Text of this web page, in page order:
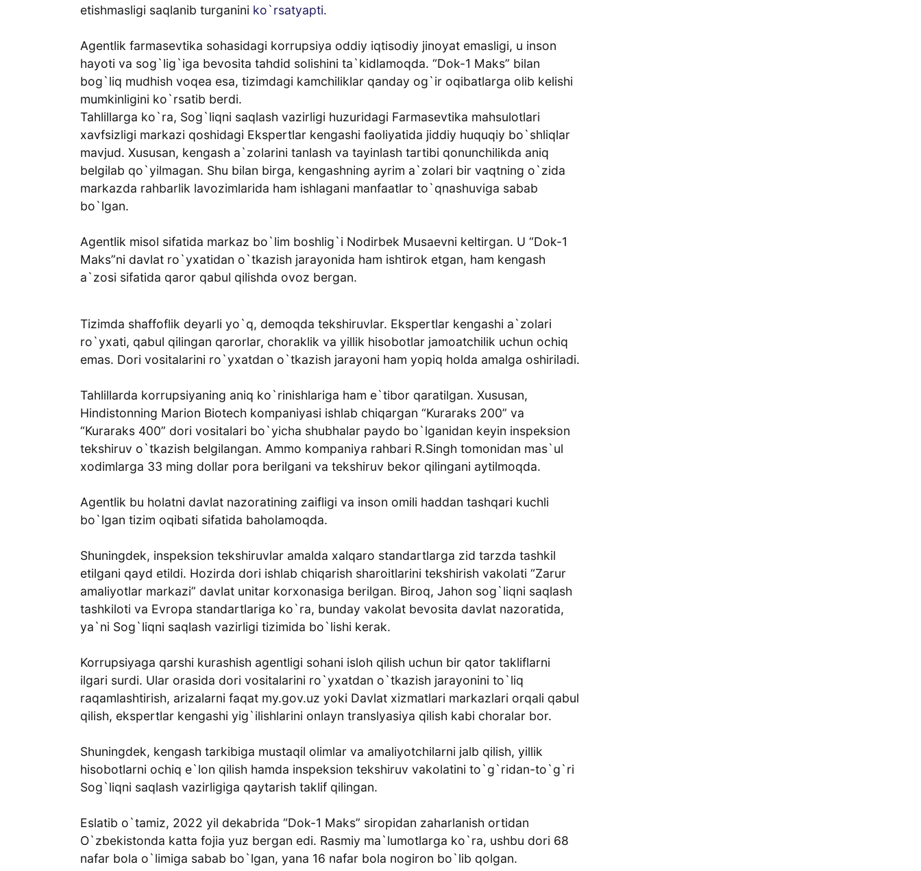
etishmasligi saqlanib turganini ko`rsatyapti.
Agentlik farmasevtika sohasidagi korrupsiya oddiy iqtisodiy jinoyat emasligi, u inson
hayoti va sog`lig`iga bevosita tahdid solishini ta`kidlamoqda. “Dok-1 Maks” bilan
bog`liq mudhish voqea esa, tizimdagi kamchiliklar qanday og`ir oqibatlarga olib kelishi
mumkinligini ko`rsatib berdi.
Tahlillarga ko`ra, Sog`liqni saqlash vazirligi huzuridagi Farmasevtika mahsulotlari
xavfsizligi markazi qoshidagi Ekspertlar kengashi faoliyatida jiddiy huquqiy bo`shliqlar
mavjud. Xususan, kengash a`zolarini tanlash va tayinlash tartibi qonunchilikda aniq
belgilab qo`yilmagan. Shu bilan birga, kengashning ayrim a`zolari bir vaqtning o`zida
markazda rahbarlik lavozimlarida ham ishlagani manfaatlar to`qnashuviga sabab
bo`lgan.
Agentlik misol sifatida markaz bo`lim boshlig`i Nodirbek Musaevni keltirgan. U “Dok-1
Maks”ni davlat ro`yxatidan o`tkazish jarayonida ham ishtirok etgan, ham kengash
a`zosi sifatida qaror qabul qilishda ovoz bergan.
Tizimda shaffoflik deyarli yo`q, demoqda tekshiruvlar. Ekspertlar kengashi a`zolari
ro`yxati, qabul qilingan qarorlar, choraklik va yillik hisobotlar jamoatchilik uchun ochiq
emas. Dori vositalarini ro`yxatdan o`tkazish jarayoni ham yopiq holda amalga oshiriladi.
Tahlillarda korrupsiyaning aniq ko`rinishlariga ham e`tibor qaratilgan. Xususan,
Hindistonning Marion Biotech kompaniyasi ishlab chiqargan “Kuraraks 200” va
“Kuraraks 400” dori vositalari bo`yicha shubhalar paydo bo`lganidan keyin inspeksion
tekshiruv o`tkazish belgilangan. Ammo kompaniya rahbari R.Singh tomonidan mas`ul
xodimlarga 33 ming dollar pora berilgani va tekshiruv bekor qilingani aytilmoqda.
Agentlik bu holatni davlat nazoratining zaifligi va inson omili haddan tashqari kuchli
bo`lgan tizim oqibati sifatida baholamoqda.
Shuningdek, inspeksion tekshiruvlar amalda xalqaro standartlarga zid tarzda tashkil
etilgani qayd etildi. Hozirda dori ishlab chiqarish sharoitlarini tekshirish vakolati “Zarur
amaliyotlar markazi” davlat unitar korxonasiga berilgan. Biroq, Jahon sog`liqni saqlash
tashkiloti va Evropa standartlariga ko`ra, bunday vakolat bevosita davlat nazoratida,
ya`ni Sog`liqni saqlash vazirligi tizimida bo`lishi kerak.
Korrupsiyaga qarshi kurashish agentligi sohani isloh qilish uchun bir qator takliflarni
ilgari surdi. Ular orasida dori vositalarini ro`yxatdan o`tkazish jarayonini to`liq
raqamlashtirish, arizalarni faqat my.gov.uz yoki Davlat xizmatlari markazlari orqali qabul
qilish, ekspertlar kengashi yig`ilishlarini onlayn translyasiya qilish kabi choralar bor.
Shuningdek, kengash tarkibiga mustaqil olimlar va amaliyotchilarni jalb qilish, yillik
hisobotlarni ochiq e`lon qilish hamda inspeksion tekshiruv vakolatini to`g`ridan-to`g`ri
Sog`liqni saqlash vazirligiga qaytarish taklif qilingan.
Eslatib o`tamiz, 2022 yil dekabrida “Dok-1 Maks” siropidan zaharlanish ortidan
O`zbekistonda katta fojia yuz bergan edi. Rasmiy ma`lumotlarga ko`ra, ushbu dori 68
nafar bola o`limiga sabab bo`lgan, yana 16 nafar bola nogiron bo`lib qolgan.